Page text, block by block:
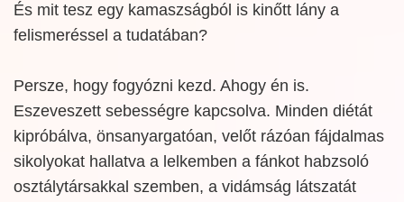
És mit tesz egy kamaszságból is kinőtt lány a
felismeréssel a tudatában?
Persze, hogy fogyózni kezd. Ahogy én is.
Eszeveszett sebességre kapcsolva. Minden diétát
kipróbálva, önsanyargatóan, velőt rázóan fájdalmas
sikolyokat hallatva a lelkemben a fánkot habzsoló
osztálytársakkal szemben, a vidámság látszatát